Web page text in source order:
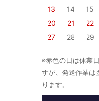
13
14 15
20
21 22
27
28 29
※赤色の日は休業
すが、発送作業は
ります。